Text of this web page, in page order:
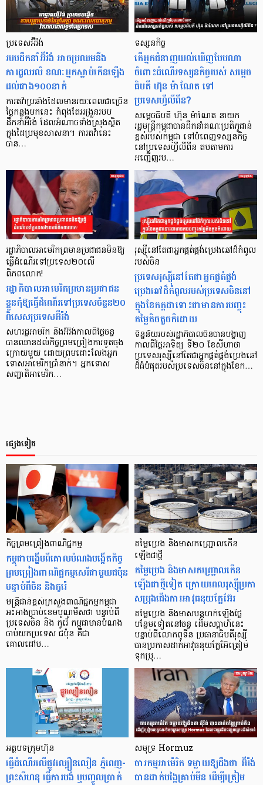
ប្រទេសអ៊ីរ៉ង់
របបដឹកនាំអ៊ីរ៉ង់ អាចប្រឈមនឹង
ការដួលរលំ ខណៈអ្នកស្លាប់កើនឡើង
ដល់ជាង១០០នាក់
ការតវ៉ាប្រឆាំងដែលមានរយៈពេលជាច្រើន
ថ្ងៃកន្លងមកនេះ កំពុងតែអង្រួនរបប
ដឹកនាំអ៊ីរ៉ង់ ដែលអំណាចទាំងស្រុងស្ថិត
ក្នុងដៃប្រមុខសាសនា។ ការតវ៉ានេះ
បាន…
ទស្សនកិច្ច
តើអ្នកជំនាញយល់ឃើញបែបណា
ចំពោះដំណើរទស្សនកិច្ចរបស់ សម្តេច
ធិបតី ហ៊ុន ម៉ាណែត ទៅ
ប្រទេសហ្វីលីពីន?
សម្ដេចធិបតី ហ៊ុន ម៉ាណែត នាយក
រដ្ឋមន្រ្តីកម្ពុជាបានដឹកនាំគណៈប្រតិភូជាន់
ខ្ពស់របស់កម្ពុជា ទៅបំពេញទស្សនកិច្ច
នៅប្រទេសហ្វីលីពីន តបតាមការ
អញ្ជើញរប…
រដ្ឋាភិបាលអាមេរិកព្រមានប្រជាជនមិនឱ្យ
ធ្វើដំណើរទៅប្រទេស២០លើ
ពិភពលោក!
រដ្ឋាភិបាលអាមេរិកព្រមានប្រជាជន
ខ្លួនកុំឱ្យធ្វើដំណើរទៅប្រទេសចំនួន២០
ពិសេសប្រទេសអ៊ីរ៉ង់
សហរដ្ឋអាមរិក និងអ៊ីរ៉ង់កាលពីថ្ងៃចន្ទ
បានឈានដល់កិច្ចព្រមព្រៀងការទូតចុង
ក្រោយមួយ ដោយព្រមដោះលែងអ្នក
ទោសអាមេរិកប្រាំនាក់។ អ្នកទោស
សញ្ជាតិអាមេរិក…
រុស្ស៊ីនៅតែជាអ្នកផ្គត់ផ្គង់ប្រេងឆៅដ៏កំពូល
របស់ចិន
ប្រទេសរុស្ស៊ីនៅតែជាអ្នកផ្គត់ផ្គង់
ប្រេងឆៅដ៏កំពូលរបស់ប្រទេសចិននៅ
ក្នុងខែកក្កដាទោះជាមានការបញ្ចុះ
តម្លៃតិចតួចក៏ដោយ
ទិន្នន័យរបស់រដ្ឋាភិបាលចិនបានបង្ហាញ
កាលពីថ្ងៃអាទិត្យ ទី២០ ខែសីហាថា
ប្រទេសរុស្ស៊ីនៅតែជាអ្នកផ្គត់ផ្គង់ប្រេងឆៅ
ដ៏ធំបំផុតរបស់ប្រទេសចិននៅក្នុងខែក…
ផ្សេងទៀត
កិច្ចព្រមព្រៀងពាណិជ្ជកម្ម
កម្ពុជាបង្ហើបពីគោលបំណងបង្កើតកិច្ច
ព្រមព្រៀងពាណិជ្ជកម្មសេរីជាមួយជប៉ុន
បន្ទាប់ពីចិន និងកូរ៉េ
មន្ត្រីជាន់ខ្ពស់ក្រសួងពាណិជ្ជកម្មកម្ពុជា
អះអាងប្រាប់ខេមបូណូមីសថា បន្ទាប់ពី
ប្រទេសចិន និង កូរ៉េ កម្ពុជាមានបំណង
ចាប់យកប្រទេស ជប៉ុន គឺជា
គោលដៅប…
តម្លៃប្រេង និងមាសកញ្ជ្រោលកើន
ឡើងជាថ្មី
តម្លៃប្រេង និងមាសកញ្ជ្រោលកើន
ឡើងជាថ្មីទៀត ក្រោយពេលរុស្ស៊ីប្រកា
សប្រុងជើងការអាវុធនុយក្លែអ៊ែរ
តម្លៃប្រេង និងមាសបន្ដហក់ឡើងថ្លៃ
បន្ថែមទៀតនៅចន្ទ ដើមសប្ដាហ៍នេះ
បន្ទាប់ពីលោកពូទីន ប្រធានាធិបតីរុស្ស៊ី
បានប្រកាសដាក់អាវុធនុយក្លែអ៊ែត្រៀម
ទុកប្រុ…
អត្ថបទក្រុមហ៊ុន
ធ្វើដំណើរលើផ្លូវល្បឿនលឿន ភ្នំពេញ-
ព្រះសីហនុ ធ្វើការបង់ ឬបញ្ចូលប្រាក់
សមុទ្រ Hormuz
ចារកម្មអាម៉េរិក ទម្លាយឱ្យដឹងថា អ៊ីរ៉ង់
បានដាក់បង្កៃគ្រាប់មីន ដើម្បីត្រៀម